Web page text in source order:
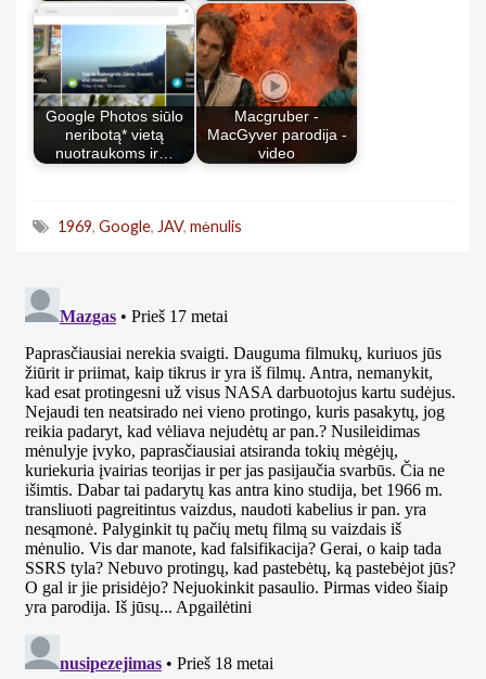
Google Photos siūlo
neribotą* vietą
nuotraukoms ir…
Macgruber -
MacGyver parodija -
video
1969, Google, JAV, mėnulis